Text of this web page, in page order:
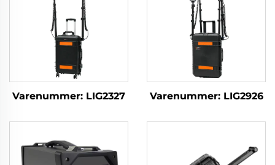
Varenummer: LIG2327 Varenummer: LIG2926